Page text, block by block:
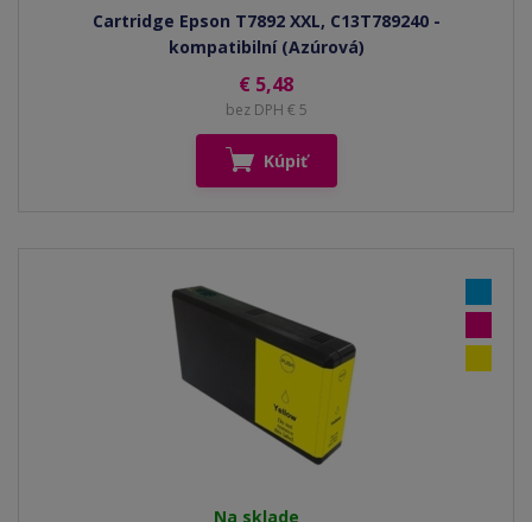
Cartridge Epson T7892 XXL, C13T789240 -
kompatibilní (Azúrová)
€ 5,48
bez DPH € 5
Kúpiť
Na sklade